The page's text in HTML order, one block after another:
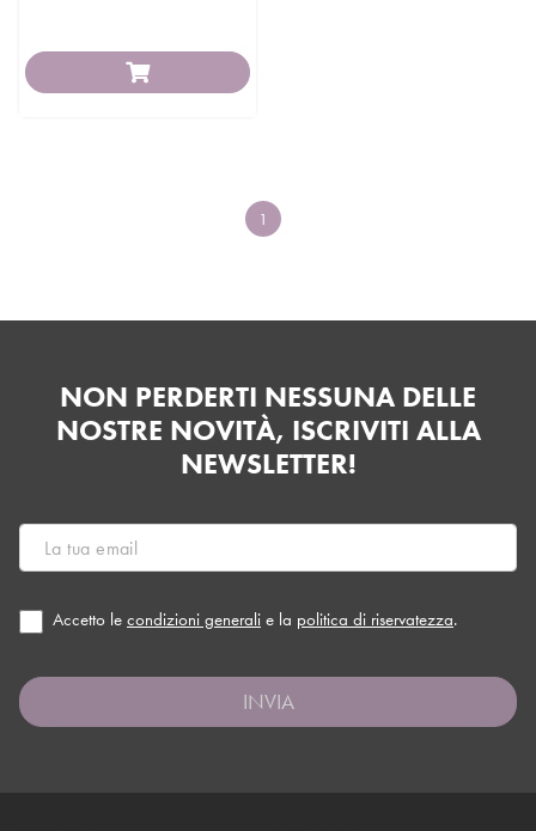
1
NON PERDERTI NESSUNA DELLE
NOSTRE NOVITÀ, ISCRIVITI ALLA
NEWSLETTER!
Accetto le condizioni generali e la politica di riservatezza.
INVIA